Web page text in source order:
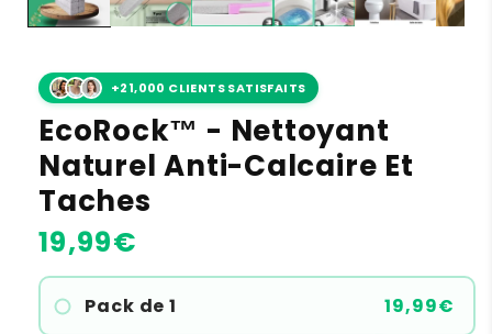
+21,000 CLIENTS SATISFAITS
EcoRock™ - Nettoyant
Naturel Anti-Calcaire Et
Taches
Prix
habituel
19,99€
Pack de 1 19,99€